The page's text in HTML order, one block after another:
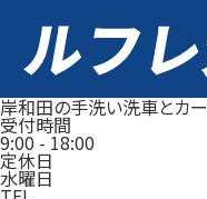
岸和田の手洗い洗車とカ
受付時間
9:00 -18:00
定休日
水曜日